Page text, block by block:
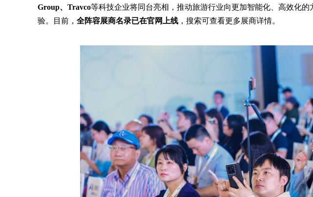
Group、Travco等科技企业将同台亮相，推动旅游行业向更加智能化、高效化
验。目前， 全阵容展商名录已在官网上线 ，搜索可查看更多展商详情。